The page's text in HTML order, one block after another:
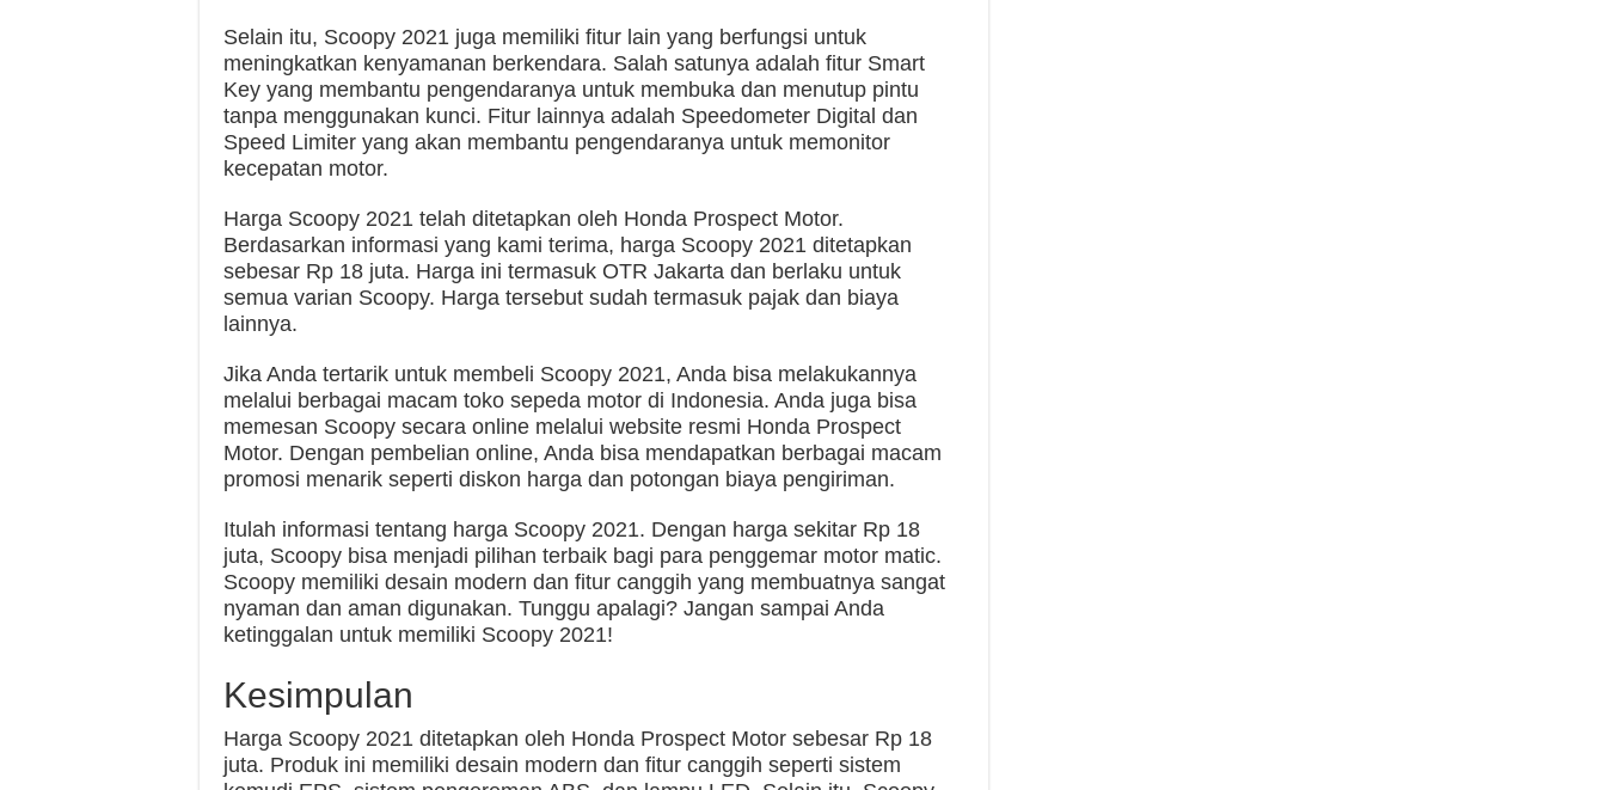
Selain itu, Scoopy 2021 juga memiliki fitur lain yang berfungsi untuk
meningkatkan kenyamanan berkendara. Salah satunya adalah fitur Smart
Key yang membantu pengendaranya untuk membuka dan menutup pintu
tanpa menggunakan kunci. Fitur lainnya adalah Speedometer Digital dan
Speed Limiter yang akan membantu pengendaranya untuk memonitor
kecepatan motor.
Harga Scoopy 2021 telah ditetapkan oleh Honda Prospect Motor.
Berdasarkan informasi yang kami terima, harga Scoopy 2021 ditetapkan
sebesar Rp 18 juta. Harga ini termasuk OTR Jakarta dan berlaku untuk
semua varian Scoopy. Harga tersebut sudah termasuk pajak dan biaya
lainnya.
Jika Anda tertarik untuk membeli Scoopy 2021, Anda bisa melakukannya
melalui berbagai macam toko sepeda motor di Indonesia. Anda juga bisa
memesan Scoopy secara online melalui website resmi Honda Prospect
Motor. Dengan pembelian online, Anda bisa mendapatkan berbagai macam
promosi menarik seperti diskon harga dan potongan biaya pengiriman.
Itulah informasi tentang harga Scoopy 2021. Dengan harga sekitar Rp 18
juta, Scoopy bisa menjadi pilihan terbaik bagi para penggemar motor matic.
Scoopy memiliki desain modern dan fitur canggih yang membuatnya sangat
nyaman dan aman digunakan. Tunggu apalagi? Jangan sampai Anda
ketinggalan untuk memiliki Scoopy 2021!
Kesimpulan
Harga Scoopy 2021 ditetapkan oleh Honda Prospect Motor sebesar Rp 18
juta. Produk ini memiliki desain modern dan fitur canggih seperti sistem